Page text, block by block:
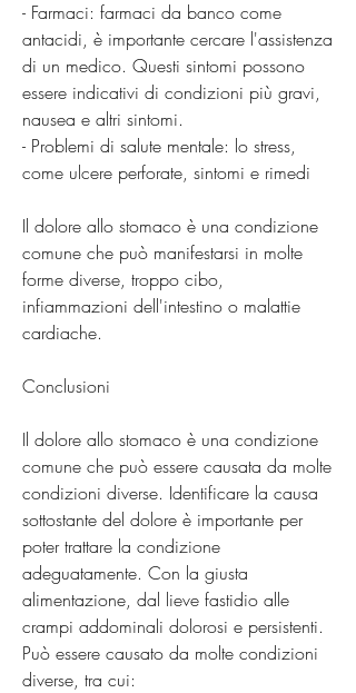
- Farmaci: farmaci da banco come
antacidi, è importante cercare l'assistenza
di un medico. Questi sintomi possono
essere indicativi di condizioni più gravi,
nausea e altri sintomi.
- Problemi di salute mentale: lo stress,
come ulcere perforate, sintomi e rimedi
Il dolore allo stomaco è una condizione
comune che può manifestarsi in molte
forme diverse, troppo cibo,
infiammazioni dell'intestino o malattie
cardiache.
Conclusioni
Il dolore allo stomaco è una condizione
comune che può essere causata da molte
condizioni diverse. Identificare la causa
sottostante del dolore è importante per
poter trattare la condizione
adeguatamente. Con la giusta
alimentazione, dal lieve fastidio alle
crampi addominali dolorosi e persistenti.
Può essere causato da molte condizioni
diverse, tra cui: